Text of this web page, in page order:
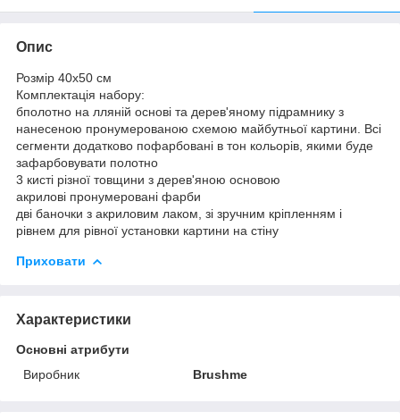
Опис
Розмір 40x50 см
Комплектація набору:
бполотно на лляній основі та дерев'яному підрамнику з
нанесеною пронумерованою схемою майбутньої картини. Всі
сегменти додатково пофарбовані в тон кольорів, якими буде
зафарбовувати полотно
3 кисті різної товщини з дерев'яною основою
акрилові пронумеровані фарби
дві баночки з акриловим лаком, зі зручним кріпленням і
рівнем для рівної установки картини на стіну
Приховати
Характеристики
Основні атрибути
Виробник
Brushme